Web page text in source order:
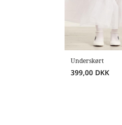
Underskørt
399,00 DKK